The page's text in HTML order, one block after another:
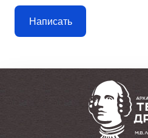
Написать